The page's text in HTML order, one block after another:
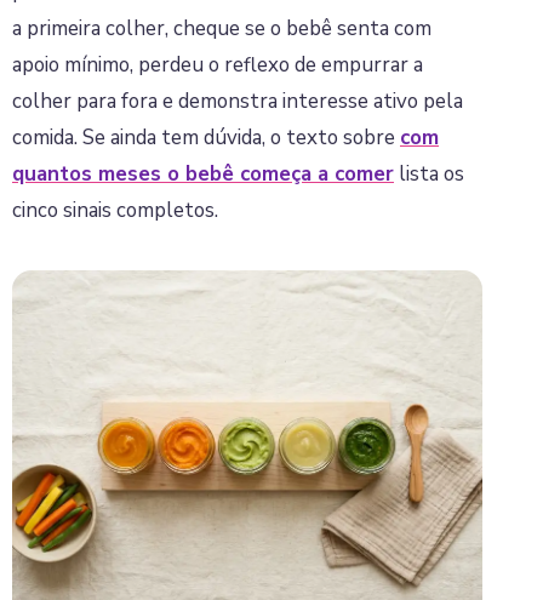
a primeira colher, cheque se o bebê senta com
apoio mínimo, perdeu o reflexo de empurrar a
colher para fora e demonstra interesse ativo pela
comida. Se ainda tem dúvida, o texto sobre com
quantos meses o bebê começa a comer lista os
cinco sinais completos.